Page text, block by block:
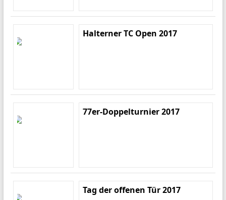
Halterner TC Open 2017
77er-Doppelturnier 2017
Tag der offenen Tür 2017